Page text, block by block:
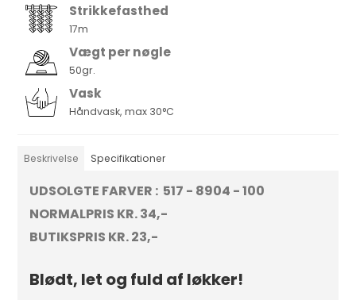
Strikkefasthed
17m
Vægt per nøgle
50gr.
Vask
Håndvask, max 30°C
Beskrivelse Specifikationer
UDSOLGTE FARVER : 517 - 8904 - 100
NORMALPRIS KR. 34,-
BUTIKSPRIS KR. 23,-
Blødt, let og fuld af løkker!